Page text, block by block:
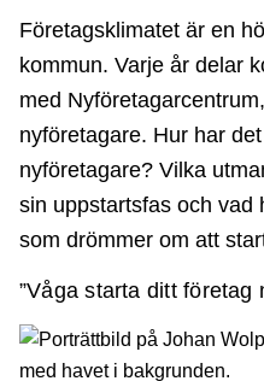
Företagsklimatet är en
kommun. Varje år delar
med
nyföretagare. Hur har
nyföretagare? Vilka
sin uppstartsfas och vad
som drömmer om att
”Våga starta ditt företag